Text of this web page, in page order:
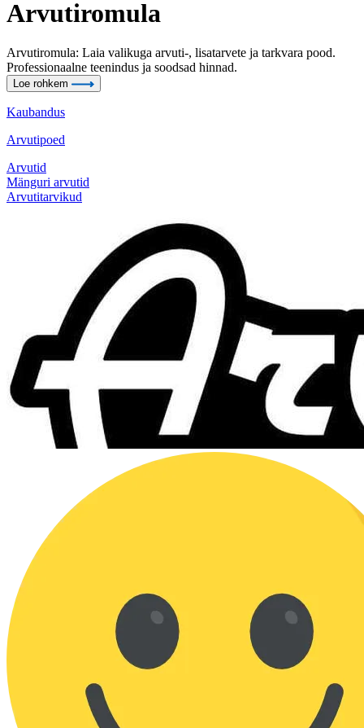
Arvutiromula
Arvutiromula: Laia valikuga arvuti-, lisatarvete ja tarkvara pood.
Professionaalne teenindus ja soodsad hinnad.
Loe rohkem
Kaubandus
Arvutipoed
Arvutid
Mänguri arvutid
Arvutitarvikud